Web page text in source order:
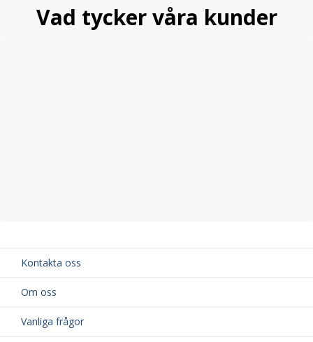
Vad tycker våra kunder
Kontakta oss
Om oss
Vanliga frågor